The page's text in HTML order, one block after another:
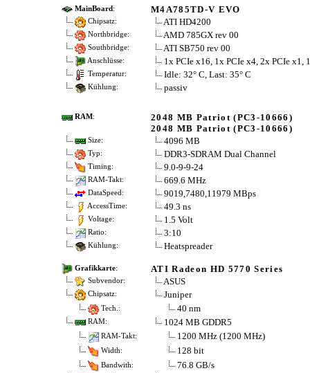
MainBoard: M4A785TD-V EVO
Chipsatz: ATI HD4200
Northbridge: AMD 785GX rev 00
Southbridge: ATI SB750 rev 00
Anschlüsse: 1x PCIe x16, 1x PCIe x4, 2x PCIe x1,
Temperatur: Idle: 32° C, Last: 35° C
Kühlung: passiv
RAM:
2048 MB Patriot (PC3-10666)
2048 MB Patriot (PC3-10666)
Size: 4096 MB
Typ: DDR3-SDRAM Dual Channel
Timing: 9.0-9-9-24
RAM-Takt: 669.6 MHz
DataSpeed: 9019,7480,11979 MBps
AccessTime: 49.3 ns
Voltage: 1.5 Volt
Ratio: 3:10
Kühlung: Heatspreader
Grafikkarte: ATI Radeon HD 5770 Series
Subvendor: ASUS
Chipsatz: Juniper
Tech.: 40 nm
RAM: 1024 MB GDDR5
RAM-Takt: 1200 MHz (1200 MHz)
Width: 128 bit
Bandwith: 76.8 GB/s